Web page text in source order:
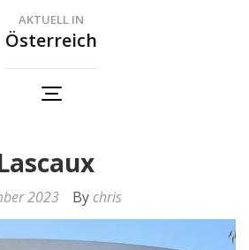
AKTUELL IN
Österreich
2023 By chris